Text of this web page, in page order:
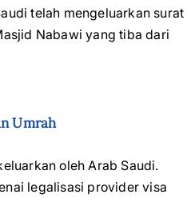
telah mengeluarkan surat
Nabawi yang tiba dari
Umrah
oleh Arab Saudi.
legalisasi provider visa